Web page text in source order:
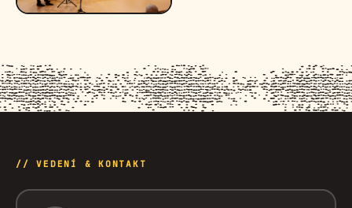
// VEDENÍ & KONTAKT